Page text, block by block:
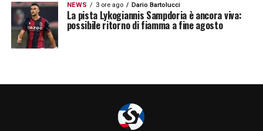
NEWS 3 ore ago Dario Bartolucci
La pista Lykogiannis Sampdoria è ancora viva:
possibile ritorno di fiamma a fine agosto